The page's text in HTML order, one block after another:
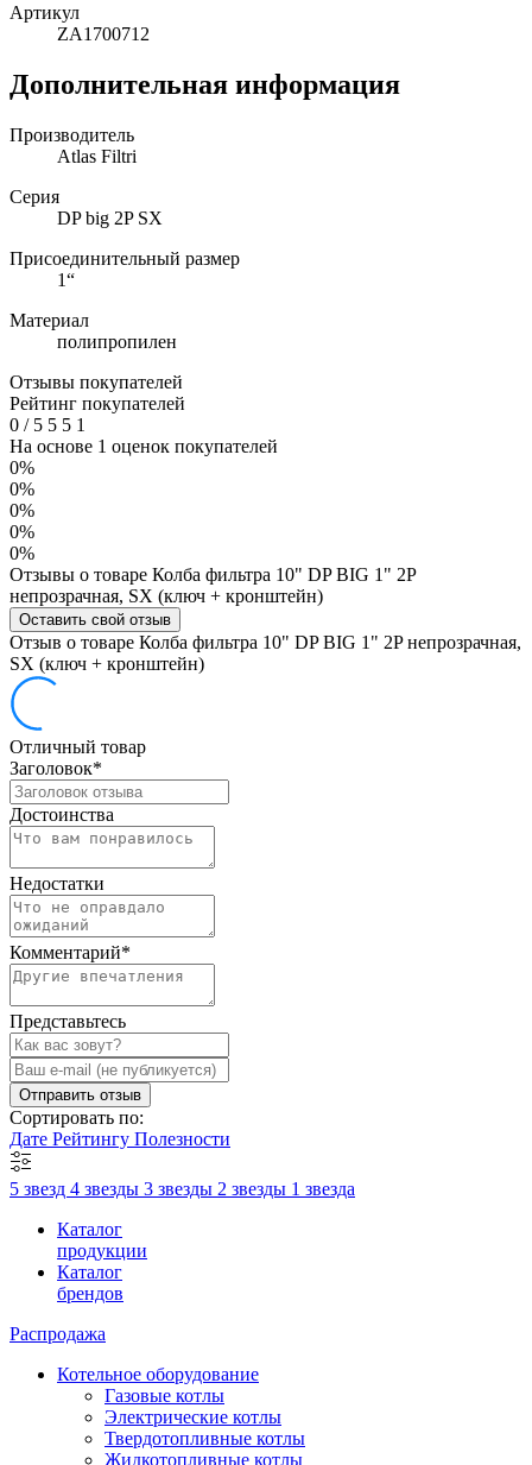
Артикул
ZA1700712
Дополнительная информация
Производитель
Atlas Filtri
Серия
DP big 2P SX
Присоединительный размер
1“
Материал
полипропилен
Отзывы покупателей
Рейтинг покупателей
0 /5 5 5 1
На основе 1 оценок покупателей
0%
0%
0%
0%
0%
Отзывы о товаре Колба фильтра 10" DP BIG 1" 2P
непрозрачная, SX (ключ + кронштейн)
Оставить свой отзыв
Отзыв о товаре Колба фильтра 10" DP BIG 1" 2P непрозрачная,
SX (ключ + кронштейн)
Отличный товар
Заголовок*
Достоинства
Недостатки
Комментарий*
Представьтесь
Отправить отзыв
Сортировать по:
Дате Рейтингу Полезности
5 звезд 4 звезды 3 звезды 2 звезды 1 звезда
Каталог
продукции
Каталог
брендов
Распродажа
Котельное оборудование
Газовые котлы
Электрические котлы
Твердотопливные котлы
Жидкотопливные котлы